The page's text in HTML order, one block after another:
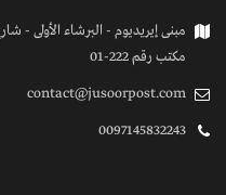
مبنى إيريديوم - البرشاء الأولى -
مكتب رقم 222-01
contact@jusoorpost.com
0097145832243